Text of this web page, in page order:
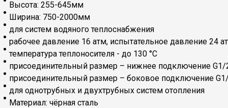
Высота: 255-645мм
Ширина: 750-2000мм
для систем водяного теплоснабжения
рабочее давление 16 атм, испытательное давление 24
температура теплоносителя - до 130 °С
присоединительный размер – нижнее подключение
присоединительный размер – боковое подключение
для однотрубных и двухтрубных систем отопления
Материал: чёрная сталь